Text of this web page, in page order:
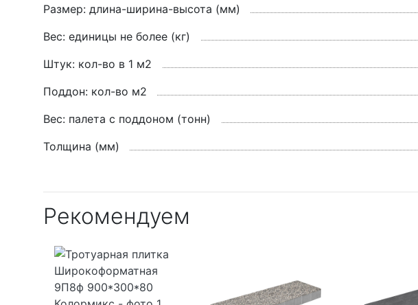
Размер: длина-ширина-высота (мм)
Вес: единицы не более (кг)
Штук: кол-во в 1 м2
Поддон: кол-во м2
Вес: палета с поддоном (тонн)
Толщина (мм)
Рекомендуем